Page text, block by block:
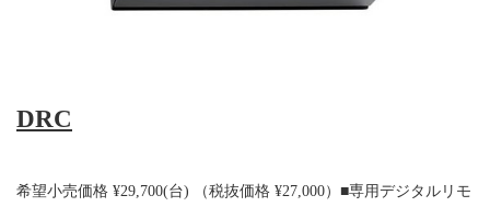
DRC
希望小売価格 ¥29,700(台) （税抜価格 ¥27,000）■専用デジタルリモ